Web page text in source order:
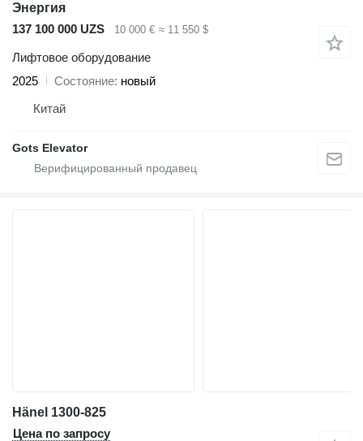
Энергия
137 100 000 UZS
10 000 € ≈ 11 550 $
Лифтовое оборудование
2025
Состояние новый
Китай
Gots Elevator
Hänel 1300-825
Цена по запросу